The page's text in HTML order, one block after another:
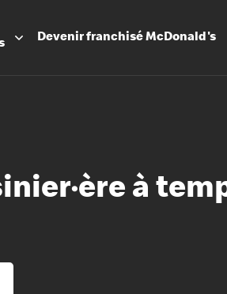
DevenirfranchiséMcDonald's
à